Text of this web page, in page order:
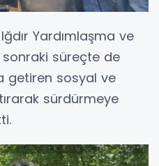
Yardımlaşma ve
süreçte de
getiren sosyal ve
sürdürmeye